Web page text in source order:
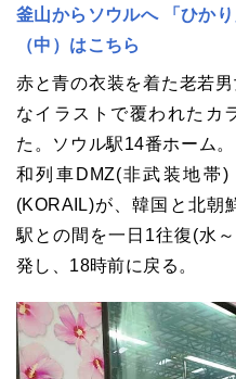
釜山からソウルへ 「ひか
（中）はこちら
赤と青の衣装を着た老若
なイラストで覆われたカ
た。ソウル駅14番ホーム
和列車DMZ(非武装地帯
(KORAIL)が、韓国と北朝
駅との間を一日1往復(水
発し、18時前に戻る。